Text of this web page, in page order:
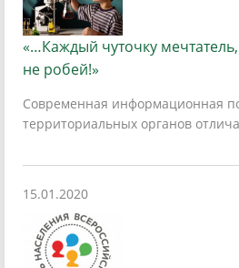
«…Каждый чуточку
не робей!»
Современная информационная
территориальных органов
15.01.2020